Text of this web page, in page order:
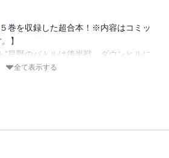
巻を収録した超合本！※内容はコミッ
】
”星野のバトルは後半戦、ダウンヒルに
を温存していた啓介のＦＤは、徐々に
全て表示する